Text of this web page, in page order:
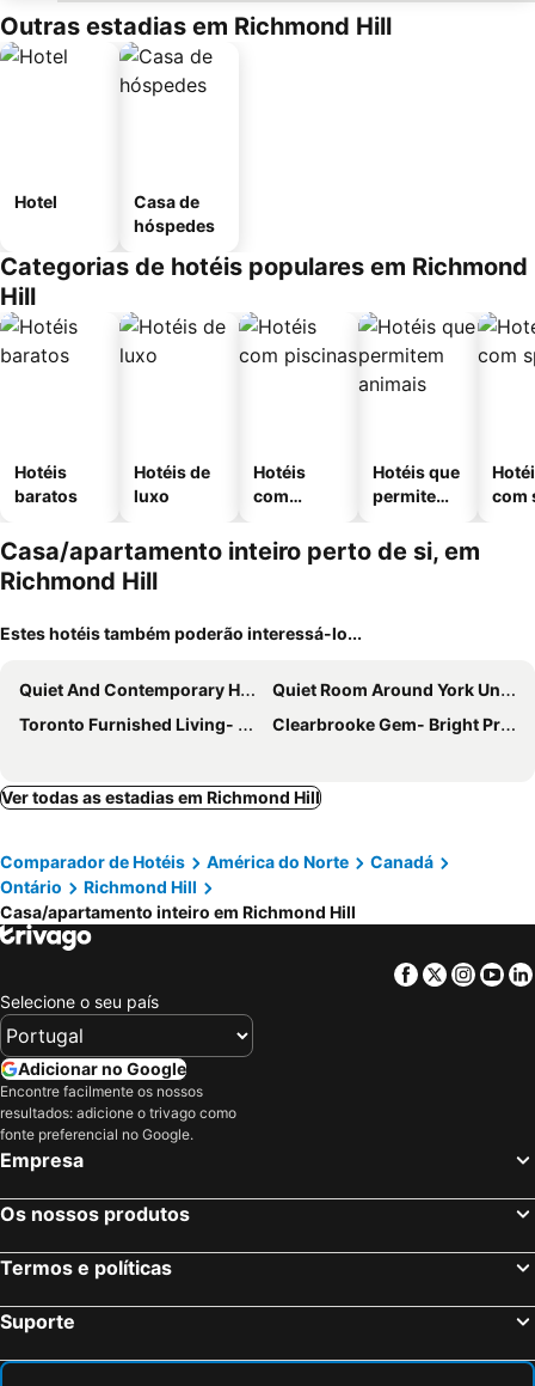
Outras estadias em Richmond Hill
Hotel
Casa de
hóspedes
Categorias de hotéis populares em Richmond
Hill
Hotéis
baratos
Hotéis de
luxo
Hotéis
com
Hotéis que
permitem
com
Casa/apartamento inteiro perto de si, em
Richmond Hill
Estes hotéis também poderão interessá-lo...
Quiet And Contemporary Home
Quiet Room Around York University Subway
Toronto Furnished Living- Scarborough
Clearbrooke Gem- Bright Private Bedroom close to YYZ
Ver todas as estadias em Richmond Hill
Comparador de Hotéis América do Norte
Canadá
Ontário
Richmond Hill
Casa/apartamento inteiro em Richmond Hill
Facebook
Twitter
Selecione o seu país
Adicionar no Google
Encontre facilmente os nossos
resultados: adicione o trivago como
fonte preferencial no Google.
Empresa
Os nossos produtos
Termos e políticas
Suporte